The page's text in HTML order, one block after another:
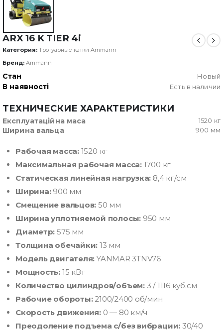
ARX 16 K TIER 4i
Категория: Тротуарные катки Ammann
Бренд: Ammann
Стан Новый
В наявності Есть в наличии
ТЕХНИЧЕСКИЕ ХАРАКТЕРИСТИКИ
Експлуатаційна маса 1520 кг
Ширина вальца 900 мм
Рабочая масса:1520 кг
Максимальная рабочая масса:1700 кг
Статическая линейная нагрузка: 8,4 кг/см
Ширина:900 мм
Смещение вальцов: 50 мм
Ширина уплотняемой полосы: 950 мм
Диаметр: 575 мм
Толщина обечайки: 13 мм
Модель двигателя: YANMAR 3TNV76
Мощность:15 кВт
Количество цилиндров/объем:3 / 1116 куб.см
Рабочие обороты:2100/2400 об/мин
Скорость движения:0 — 80 км/ч
Преодоление подъема с/без вибрации: 30/40